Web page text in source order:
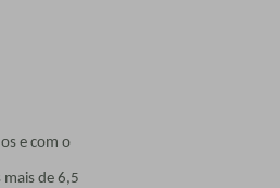
e com o
de 6,5